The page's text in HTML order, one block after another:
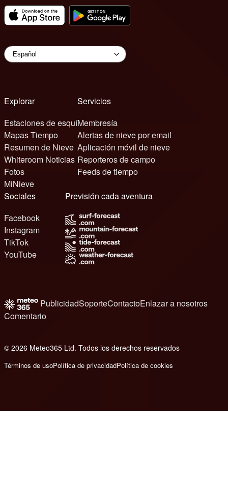
Explorar
Estaciones de esquí
Mapas Tiempo
Resumen de Nieve
Whiteroom Noticias
Fotos
MiNieve
Servicios
Membresía
Alertas de nieve por email
Aplicación móvil de nieve
Reporteros de campo
Feeds de tiempo
Sociales
Facebook
Instagram
TikTok
YouTube
Previsión cada aventura
PublicidadSoporteContactoEnlazar a nosotros
Comentario
© 2026 Meteo365 Ltd. Todos los derechos reservados
Términos de usoPolítica de privacidadPolítica de cookies